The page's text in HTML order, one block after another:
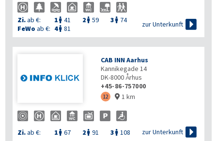
Zi.ab €: 1  41 2  59 3  74
FeWo ab €: 4 81
zur Unterkunft 
CAB INN Aarhus
Kannikegade 14
DK-8000Århus
+45-86-757000
12  1 km
Zi.ab €: 1  67 2  91 3  108 zur Unterkunft 